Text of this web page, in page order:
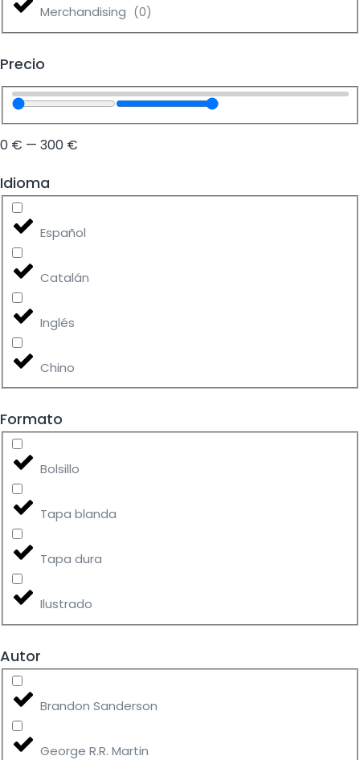
Merchandising (0)
Precio
0 € — 300 €
Idioma
Español
Catalán
Inglés
Chino
Formato
Bolsillo
Tapa blanda
Tapa dura
Ilustrado
Autor
Brandon Sanderson
George R.R. Martin